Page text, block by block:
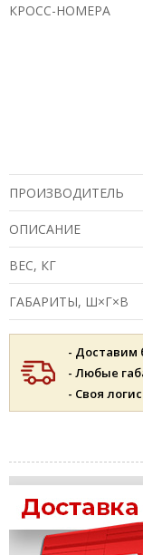
КРОСС-НОМЕРА
ПРОИЗВОДИТЕЛЬ
ОПИСАНИЕ
ВЕС, КГ
ГАБАРИТЫ, Ш×Г×В
- Доставим
- Любые
- Своя